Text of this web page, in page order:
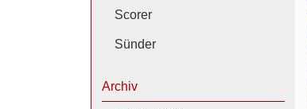
Scorer
Sünder
Archiv